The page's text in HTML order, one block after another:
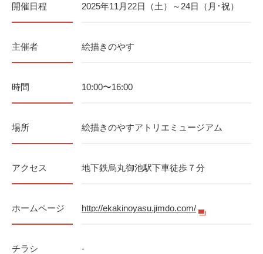
開催日程 2025年11月22日（土）～24日（月･祝）
主催者 絵描きのやす
時間 10:00〜16:00
場所 絵描きのやすアトリエミュージアム
アクセス 地下鉄烏丸御池駅下車徒歩７分
ホームページ http://ekakinoyasu.jimdo.com/
チラシ -